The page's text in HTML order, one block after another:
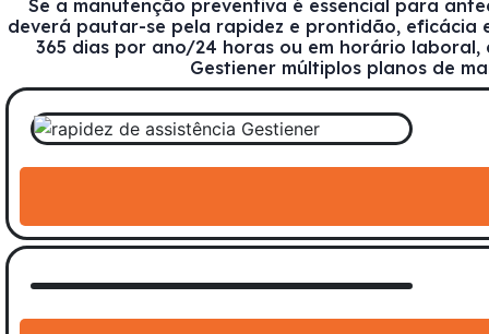
Se a manutenção preventiva é essencial para
deverá pautar-se pela rapidez e prontidão, eficácia
365 dias por ano/24 horas ou em horário laboral,
Gestiener múltiplos planos de